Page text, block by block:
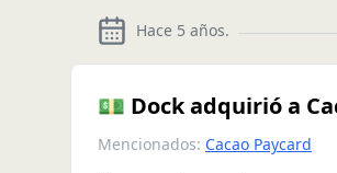
Hace 5 años.
💵 Dock adquirió a
Mencionados: Cacao Paycard